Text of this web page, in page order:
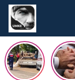
Gündem
Ekonomi
Nöbetçi
Hava